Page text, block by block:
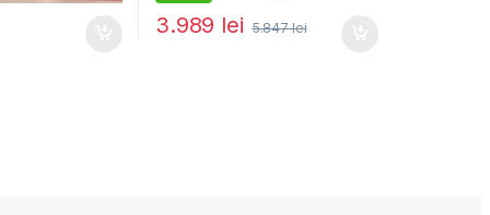
3.989 lei 5.847lei